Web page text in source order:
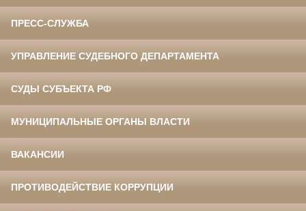
ПРЕСС-СЛУЖБА
УПРАВЛЕНИЕ СУДЕБНОГО ДЕПАРТАМЕНТА
СУДЫ СУБЪЕКТА РФ
МУНИЦИПАЛЬНЫЕ ОРГАНЫ ВЛАСТИ
ВАКАНСИИ
ПРОТИВОДЕЙСТВИЕ КОРРУПЦИИ